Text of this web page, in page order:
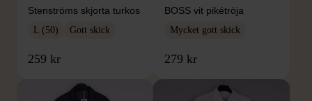
Stenströms skjorta turkos
L (50) Gott skick
259 kr
BOSS vit pikétröja
Mycket gott skick
279 kr